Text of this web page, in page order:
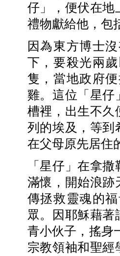
仔」，便伏在地
禮物獻給他，包
因為東方博士
下，要殺光兩
隻，當地政府
雞。這位「星仔
槽裡，出生不久
列的埃及，等到
在父母原先居住
「星仔」在拿
滿懷，開始浪跡
傳拯救靈魂的
眾。因耶穌藉
青小伙子，搖身
宗教領袖和聖經